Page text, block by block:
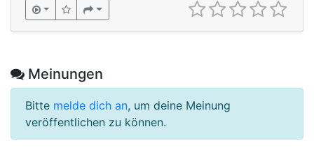
Meinungen
Bitte melde dich an, um deine Meinung
veröffentlichen zu können.